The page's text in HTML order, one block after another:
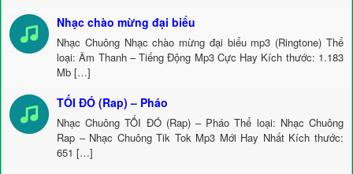
Nhạc chào mừng đại biểu
Nhạc Chuông Nhạc chào mừng đại biểu mp3 (Ringtone) Thể
loại: Âm Thanh – Tiếng Động Mp3 Cực Hay Kích thước: 1.183
Mb […]
TỐI ĐÓ (Rap) – Pháo
Nhạc Chuông TỐI ĐÓ (Rap) – Pháo Thể loại: Nhạc Chuông
Rap – Nhạc Chuông Tik Tok Mp3 Mới Hay Nhất Kích thước:
651 […]